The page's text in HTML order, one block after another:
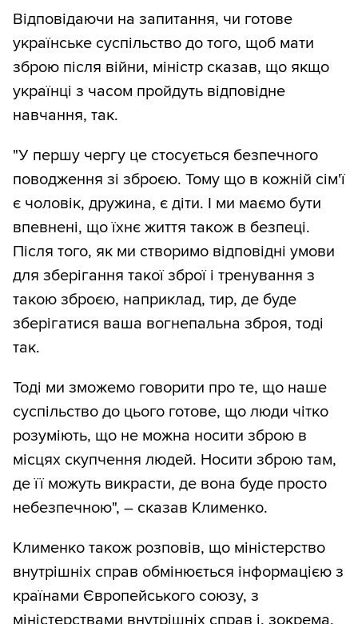
Відповідаючи на запитання, чи готове
українське суспільство до того, щоб мати
зброю після війни, міністр сказав, що якщо
українці з часом пройдуть відповідне
навчання, так.
"У першу чергу це стосується безпечного
поводження зі зброєю. Тому що в кожній сім'ї
є чоловік, дружина, є діти. І ми маємо бути
впевнені, що їхнє життя також в безпеці.
Після того, як ми створимо відповідні умови
для зберігання такої зброї і тренування з
такою зброєю, наприклад, тир, де буде
зберігатися ваша вогнепальна зброя, тоді
так.
Тоді ми зможемо говорити про те, що наше
суспільство до цього готове, що люди чітко
розуміють, що не можна носити зброю в
місцях скупчення людей. Носити зброю там,
де її можуть викрасти, де вона буде просто
небезпечною", – сказав Клименко.
Клименко також розповів, що міністерство
внутрішніх справ обмінюється інформацією з
країнами Європейського союзу, з
міністерствами внутрішніх справ і, зокрема,